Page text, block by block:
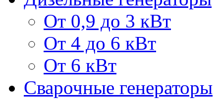
От 0,9 до 3 кВт
От 4 до 6 кВт
От 6 кВт
Сварочные генераторы